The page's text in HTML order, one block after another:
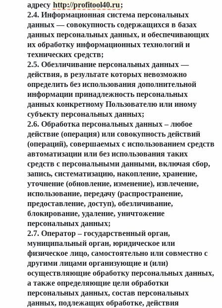
адресу http://profitool40.ru;
2.4. Информационная система персональных
данных — совокупность содержащихся в базах
данных персональных данных, и обеспечивающих
их обработку информационных технологий и
технических средств;
2.5. Обезличивание персональных данных —
действия, в результате которых невозможно
определить без использования дополнительной
информации принадлежность персональных
данных конкретному Пользователю или иному
субъекту персональных данных;
2.6. Обработка персональных данных – любое
действие (операция) или совокупность действий
(операций), совершаемых с использованием средств
автоматизации или без использования таких
средств с персональными данными, включая сбор,
запись, систематизацию, накопление, хранение,
уточнение (обновление, изменение), извлечение,
использование, передачу (распространение,
предоставление, доступ), обезличивание,
блокирование, удаление, уничтожение
персональных данных;
2.7. Оператор – государственный орган,
муниципальный орган, юридическое или
физическое лицо, самостоятельно или совместно с
другими лицами организующие и (или)
осуществляющие обработку персональных данных,
а также определяющие цели обработки
персональных данных, состав персональных
данных, подлежащих обработке, действия